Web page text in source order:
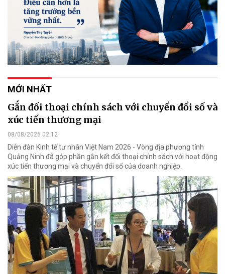
MỚI NHẤT
Gắn đối thoại chính sách với chuyển đổi số và
xúc tiến thương mại
08/08/2026 02:12
Diễn đàn Kinh tế tư nhân Việt Nam 2026 - Vòng địa phương tỉnh
Quảng Ninh đã góp phần gắn kết đối thoại chính sách với hoạt động
xúc tiến thương mại và chuyển đổi số của doanh nghiệp.